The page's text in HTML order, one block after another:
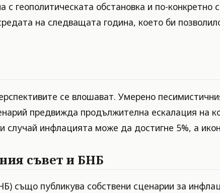
геополитическата обстановка и по-
на следващата година, което би
се влошават. Умерено
предвижда продължителна ескалация на
случай инфлацията може да достигне 5%, а
съвет и БНБ
също публикува собствени сценарии за